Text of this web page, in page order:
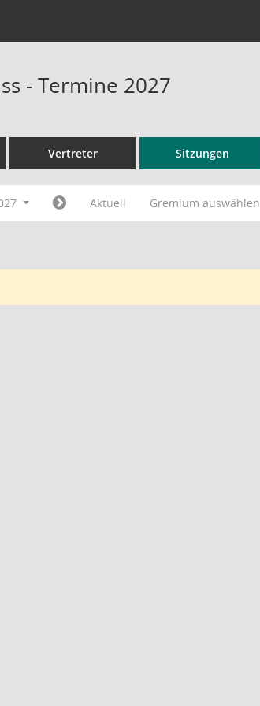
- Termine 2027
Vertreter Sitzungen
Aktuell Gremium auswählen